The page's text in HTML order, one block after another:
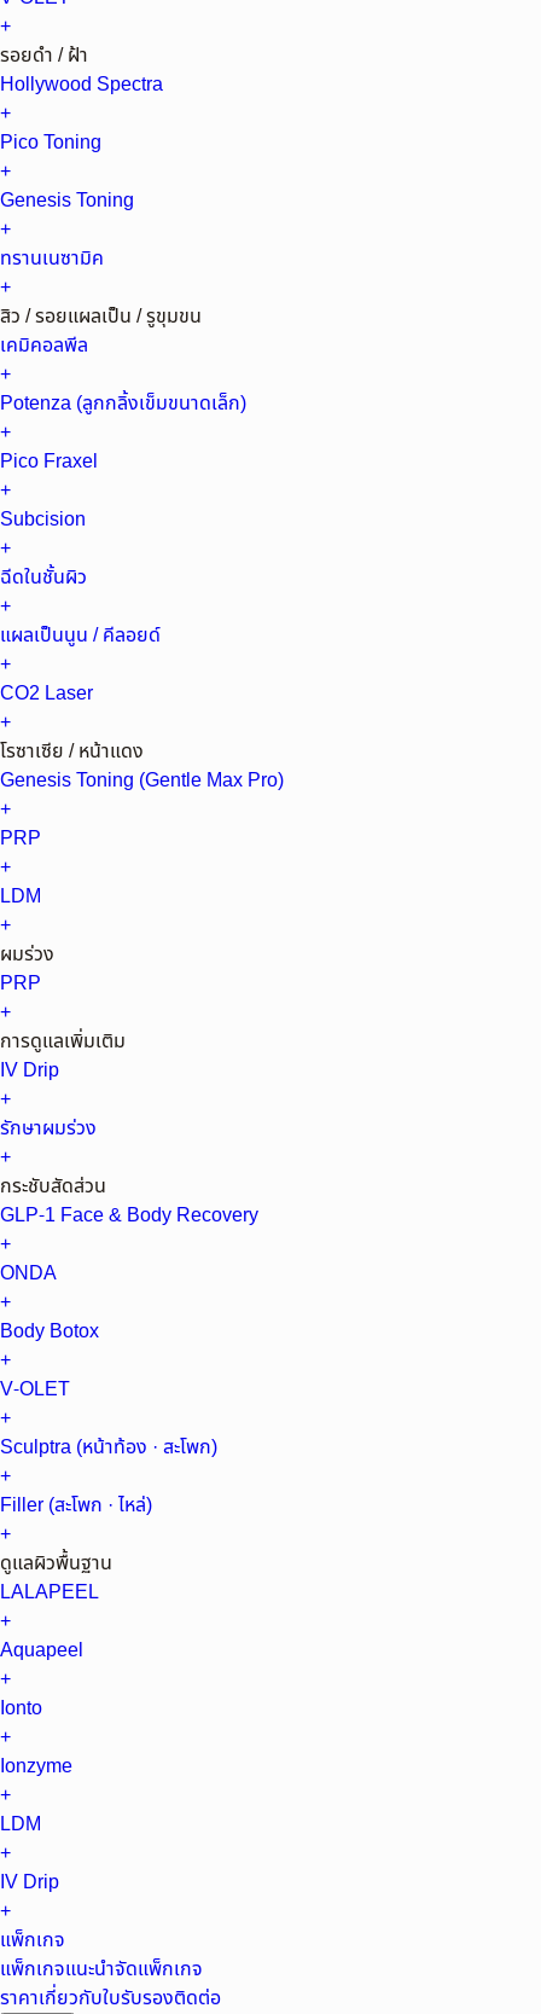
+
รอยดำ / ฝ้า
Hollywood Spectra
+
Pico Toning
+
Genesis Toning
+
ทรานเนซามิค
+
สิว / รอยแผลเป็น / รูขุมขน
เคมิคอลพีล
+
Potenza (ลูกกลิ้งเข็มขนาดเล็ก)
+
Pico Fraxel
+
Subcision
+
ฉีดในชั้นผิว
+
แผลเป็นนูน / คีลอยด์
+
CO2 Laser
+
โรซาเซีย / หน้าแดง
Genesis Toning (Gentle Max Pro)
+
PRP
+
LDM
+
ผมร่วง
PRP
+
การดูแลเพิ่มเติม
IV Drip
+
รักษาผมร่วง
+
กระชับสัดส่วน
GLP-1 Face & Body Recovery
+
ONDA
+
Body Botox
+
V-OLET
+
Sculptra (หน้าท้อง · สะโพก)
+
Filler (สะโพก · ไหล่)
+
ดูแลผิวพื้นฐาน
LALAPEEL
+
Aquapeel
+
Ionto
+
Ionzyme
+
LDM
+
IV Drip
+
แพ็กเกจ
แพ็กเกจแนะนำจัดแพ็กเกจ
ราคาเกี่ยวกับใบรับรองติดต่อ